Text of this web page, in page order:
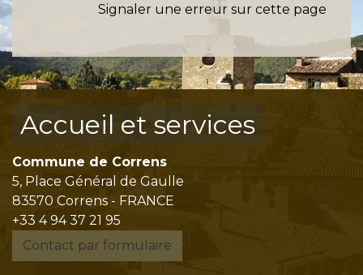
Signaler une erreur sur cette page
Accueil et services
Commune de Correns
5, Place Général de Gaulle
83570 Correns - FRANCE
+33 4 94 37 21 95
Contact par formulaire